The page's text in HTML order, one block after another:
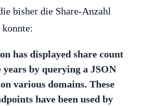
bisher die Share-Anzahl
has displayed share count
by querying a JSON
various domains. These
have been used by